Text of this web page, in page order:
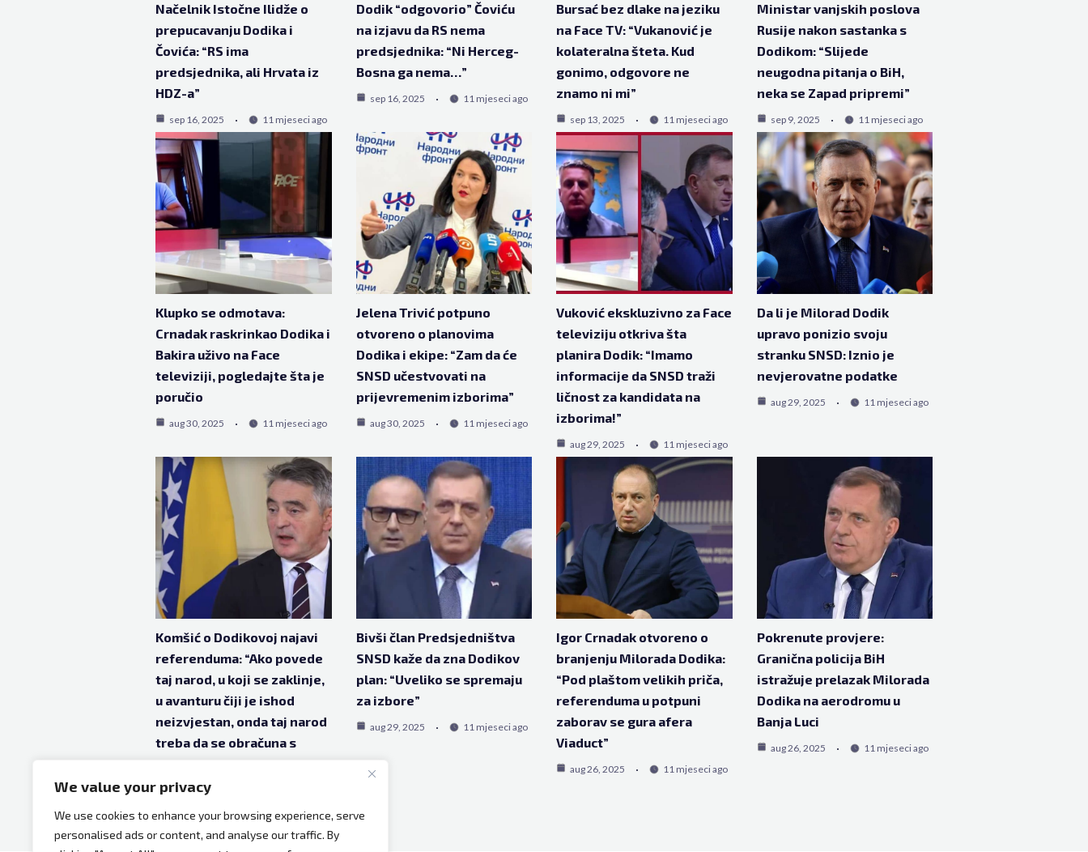
We value your privacy
We use cookies to enhance your browsing experience, serve
personalised ads or content, and analyse our traffic. By
Načelnik Istočne Ilidže o
prepucavanju Dodika i
Čovića: “RS ima
predsjednika, ali Hrvata iz
HDZ-a”
sep 16, 2025 11 mjeseci ago
Dodik “odgovorio” Čoviću
na izjavu da RS nema
predsjednika: “Ni Herceg-
Bosna ga nema…”
sep 16, 2025 11 mjeseci ago
Bursać bez dlake na jeziku
na Face TV: “Vukanović je
kolateralna šteta. Kud
gonimo, odgovore ne
znamo ni mi”
sep 13, 2025 11 mjeseci ago
Ministar vanjskih poslova
Rusije nakon sastanka s
Dodikom: “Slijede
neugodna pitanja o BiH,
neka se Zapad pripremi”
sep 9, 2025 11 mjeseci ago
Klupko se odmotava:
Crnadak raskrinkao Dodika i
Bakira uživo na Face
televiziji, pogledajte šta je
poručio
aug 30, 2025 11 mjeseci ago
Jelena Trivić potpuno
otvoreno o planovima
Dodika i ekipe: “Zam da će
SNSD učestvovati na
prijevremenim izborima”
aug 30, 2025 11 mjeseci ago
Vuković ekskluzivno za Face
televiziju otkriva šta
planira Dodik: “Imamo
informacije da SNSD traži
ličnost za kandidata na
izborima!”
aug 29, 2025 11 mjeseci ago
Da li je Milorad Dodik
upravo ponizio svoju
stranku SNSD: Iznio je
nevjerovatne podatke
aug 29, 2025 11 mjeseci ago
Komšić o Dodikovoj najavi
referenduma: “Ako povede
taj narod, u koji se zaklinje,
u avanturu čiji je ishod
neizvjestan, onda taj narod
treba da se obračuna s
aug 29, 2025
Bivši član Predsjedništva
SNSD kaže da zna Dodikov
plan: “Uveliko se spremaju
za izbore”
aug 29, 2025 11 mjeseci ago
Igor Crnadak otvoreno o
branjenju Milorada Dodika:
“Pod plaštom velikih priča,
referenduma u potpuni
zaborav se gura afera
Viaduct”
aug 26, 2025 11 mjeseci ago
Pokrenute provjere:
Granična policija BiH
istražuje prelazak Milorada
Dodika na aerodromu u
Banja Luci
aug 26, 2025 11 mjeseci ago